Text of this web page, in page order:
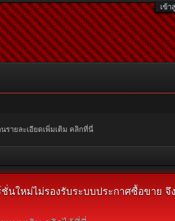
เข้า
รายละเอียดเพิ่มเติม คลิกที่นี่
นใหม่ไม่รองรับระบบประกาศซื้อขาย จึ